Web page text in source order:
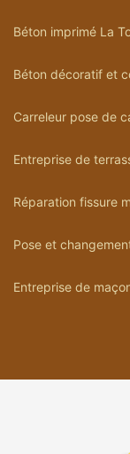
Béton imprimé La
Béton décoratif et
Carreleur pose de
Entreprise de
Réparation fissure
Pose et
Entreprise de